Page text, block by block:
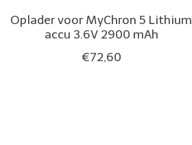
Oplader voor MyChron 5 Lithium
accu 3.6V 2900 mAh
€72,60